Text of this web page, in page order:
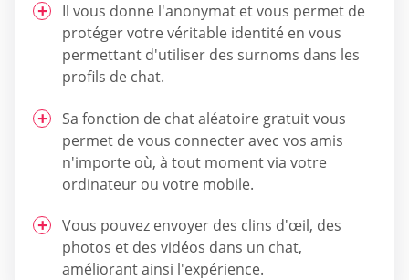
Il vous donne l'anonymat et vous permet de
protéger votre véritable identité en vous
permettant d'utiliser des surnoms dans les
profils de chat.
Sa fonction de chat aléatoire gratuit vous
permet de vous connecter avec vos amis
n'importe où, à tout moment via votre
ordinateur ou votre mobile.
Vous pouvez envoyer des clins d'œil, des
photos et des vidéos dans un chat,
améliorant ainsi l'expérience.